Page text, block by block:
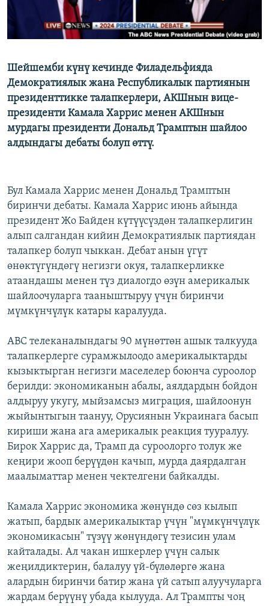
Шейшемби күнү кечинде Филадельфияда
Демократиялык жана Республикалык партиянын
президенттикке талапкерлери, АКШнын вице-
президенти Камала Харрис менен АКШнын
мурдагы президенти Дональд Трамптын шайлоо
алдындагы дебаты болуп өттү.
Бул Камала Харрис менен Дональд Трамптын
биринчи дебаты. Камала Харрис июнь айында
президент Жо Байден күтүүсүздөн талапкерлигин
алып салгандан кийин Демократиялык партиядан
талапкер болуп чыккан. Дебат анын үгүт
өнөктүгүндөгү негизги окуя, талапкерликке
атаандашы менен түз диалогдо өзүн америкалык
шайлоочуларга тааныштыруу үчүн биринчи
мүмкүнчүлүк катары каралууда.
ABC телеканалындагы 90 мүнөттөн ашык талкууда
талапкерлерге сурамжылоодо америкалыктарды
кызыктырган негизги маселелер боюнча суроолор
берилди: экономиканын абалы, аялдардын бойдон
алдыруу укугу, мыйзамсыз миграция, шайлоонун
жыйынтыгын таануу, Орусиянын Украинага басып
кириши жана ага америкалык реакция тууралуу.
Бирок Харрис да, Трамп да суроолорго толук же
кеңири жооп берүүдөн качып, мурда даярдалган
маалыматтар менен чектелгени байкалды.
Камала Харрис экономика жөнүндө сөз кылып
жатып, бардык америкалыктар үчүн "мүмкүнчүлүк
экономикасын" түзүү жөнүндөгү тезисин улам
кайталады. Ал чакан ишкерлер үчүн салык
жеңилдиктерин, балалуу үй-бүлөлөргө жана
алардын биринчи батир жана үй сатып алуучуларга
жардам берүүнү убада кылууда. Ал Трампты чоң